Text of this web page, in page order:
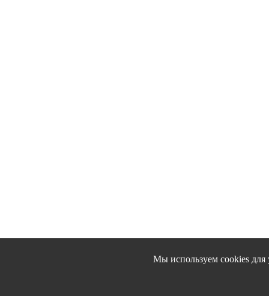
Мы используем cookies для